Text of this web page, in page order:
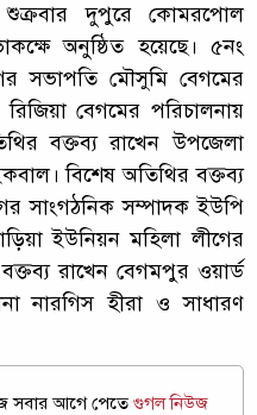
শুক্রবার দুপুরে কোমরপোল
অনুষ্ঠিত হয়েছে। ৫নং
সভাপতি মৌসুমি বেগমের
বেগমের পরিচালনায়
বক্তব্য রাখেন উপজেলা
বিশেষ অতিথির বক্তব্য
সাংগঠনিক সম্পাদক ইউপি
ইউনিয়ন মহিলা লীগের
রাখেন বেগমপুর ওয়ার্ড
নারগিস হীরা ও সাধারণ
সবার আগে পেতেগুগল নিউজ